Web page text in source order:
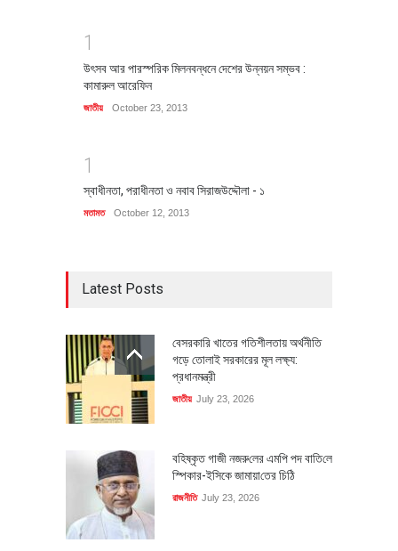
1
উৎসব আর পারস্পরিক মিলনবন্ধনে দেশের উন্নয়ন সম্ভব :
কামারুল আরেফিন
জাতীয় October 23, 2013
1
স্বাধীনতা, পরাধীনতা ও নবাব সিরাজউদ্দৌলা - ১
মতামত October 12, 2013
Latest Posts
বেসরকারি খাতের গতিশীলতায় অর্থনীতি
গড়ে তোলাই সরকারের মূল লক্ষ্য:
প্রধানমন্ত্রী
জাতীয় July 23, 2026
বহিষ্কৃত গাজী নজরু‌লের এম‌পি পদ বা‌তি‌লে
স্পিকার-ইসিকে জামায়া‌তের চি‌ঠি
রাজনীতি July 23, 2026